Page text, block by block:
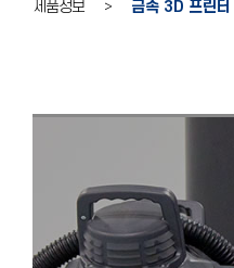
제품정보 > 금속 3D 프린터